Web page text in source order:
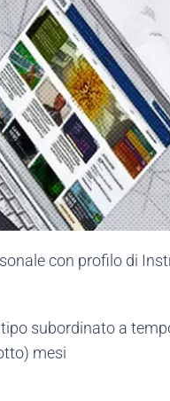
con profilo di
subordinato a
mesi